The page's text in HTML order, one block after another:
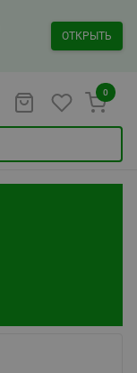
ОТКРЫТЬ
0